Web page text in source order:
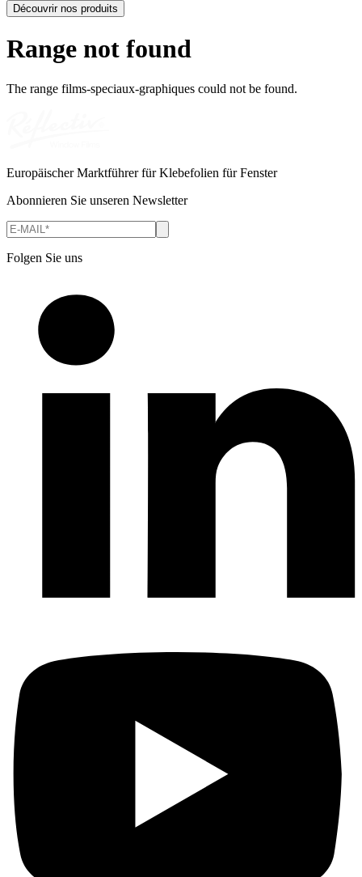
Découvrir nos produits
Range not found
The range films-speciaux-graphiques could not be found.
Europäischer Marktführer für Klebefolien für Fenster
Abonnieren Sie unseren Newsletter
Folgen Sie uns